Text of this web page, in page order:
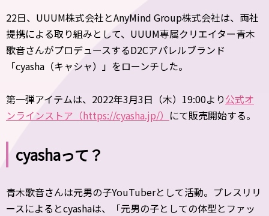
22日、UUUM株式会社とAnyMind Group株式会社は、両社
提携による取り組みとして、UUUM専属クリエイター青木
歌音さんがプロデュースするD2Cアパレルブランド
「cyasha（キャシャ）」をローンチした。
第一弾アイテムは、2022年3月3日（木）19:00より公式オ
ンラインストア（https://cyasha.jp/） にて販売開始する。
cyashaって？
青木歌音さんは元男の子YouTuberとして活動。プレスリリ
ースによるとcyashaは、「元男の子としての体型とファッ